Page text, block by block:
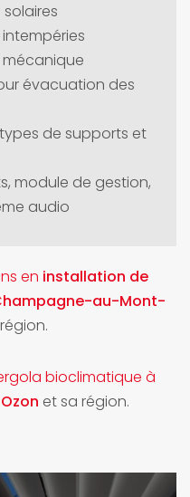
mécanique
évacuation des
de supports et
module de gestion,
audio
en installation de
au-Mont-
bioclimatique à
et sa région.